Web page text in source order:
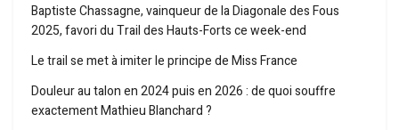
Baptiste Chassagne, vainqueur de la Diagonale des Fous
2025, favori du Trail des Hauts-Forts ce week-end
Le trail se met à imiter le principe de Miss France
Douleur au talon en 2024 puis en 2026 : de quoi souffre
exactement Mathieu Blanchard ?